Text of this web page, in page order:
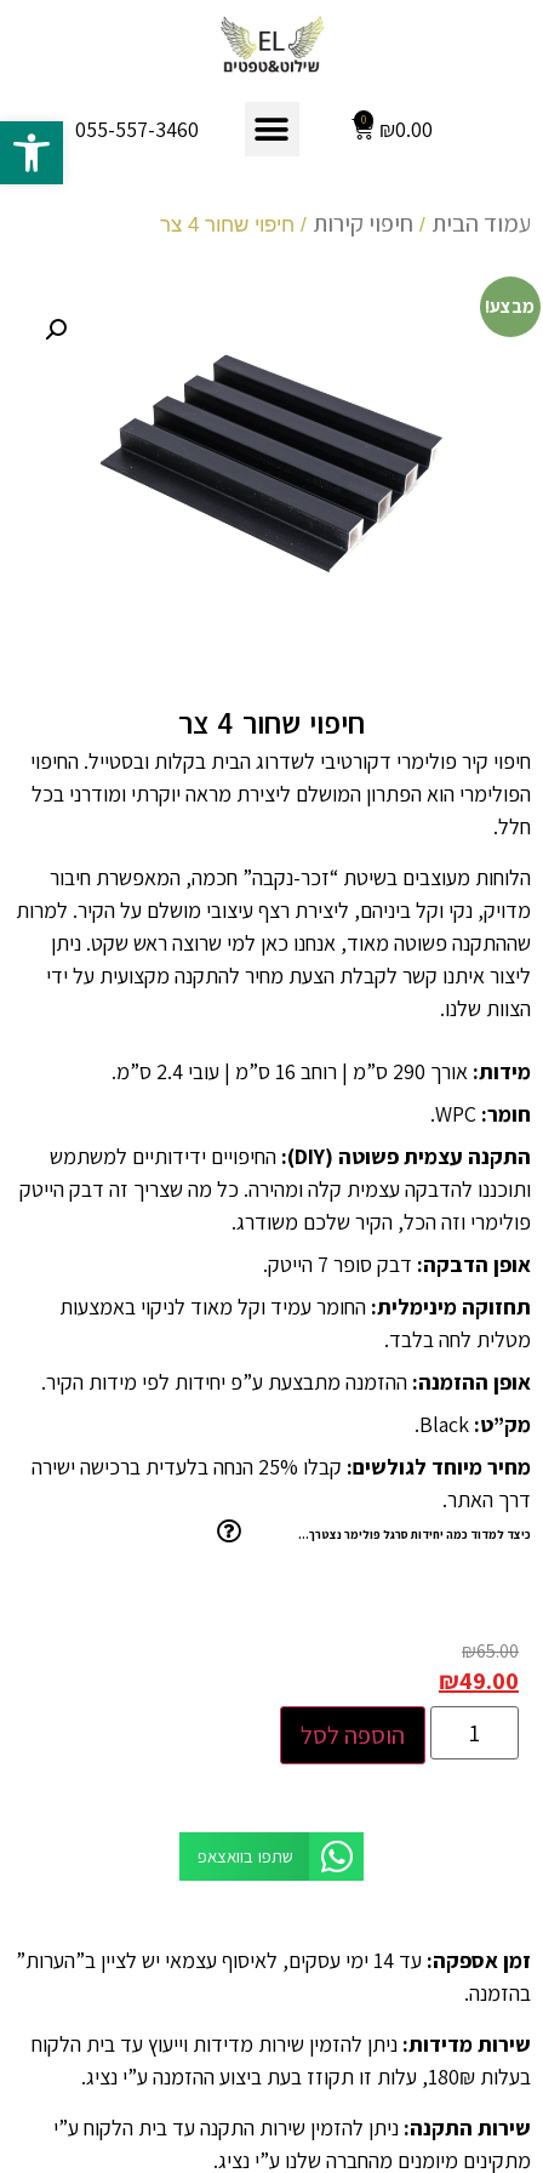
₪0.00
0
055-557-3460
עמוד הבית / חיפוי קירות / חיפוי שחור 4 צר
מבצע!
חיפוי שחור 4 צר
חיפוי קיר פולימרי דקורטיבי לשדרוג הבית בקלות ובסטייל. החיפוי
הפולימרי הוא הפתרון המושלם ליצירת מראה יוקרתי ומודרני בכל
חלל.
הלוחות מעוצבים בשיטת “זכר-נקבה” חכמה, המאפשרת חיבור
מדויק, נקי וקל ביניהם, ליצירת רצף עיצובי מושלם על הקיר. למרות
שההתקנה פשוטה מאוד, אנחנו כאן למי שרוצה ראש שקט. ניתן
ליצור איתנו קשר לקבלת הצעת מחיר להתקנה מקצועית על ידי
הצוות שלנו.
מידות: אורך 290 ס”מ | רוחב 16 ס”מ | עובי 2.4 ס”מ.
חומר:
התקנה עצמית פשוטה (DIY):
החיפויים ידידותיים למשתמש
ותוכננו להדבקה עצמית קלה ומהירה. כל מה שצריך זה דבק הייטק
פולימרי וזה הכל, הקיר שלכם משודרג.
אופן הדבקה: דבק סופר 7 הייטק.
תחזוקה מינימלית: החומר עמיד וקל מאוד לניקוי באמצעות
מטלית לחה בלבד.
אופן ההזמנה: ההזמנה מתבצעת ע”פ יחידות לפי מידות הקיר.
מק”ט:
מחיר מיוחד לגולשים:
קבלו 25% הנחה בלעדית ברכישה ישירה
דרך האתר.
כיצד למדוד כמה יחידות סרגל פולימר נצטרך…
₪65.00
₪49.00
הוספה לסל
שתפו בוואצאפ
זמן אספקה:
עד 14 ימי עסקים, לאיסוף עצמאי יש לציין ב”הערות”
בהזמנה.
שירות מדידות: ניתן להזמין שירות מדידות וייעוץ עד בית הלקוח
בעלות 180₪, עלות זו תקוזז בעת ביצוע ההזמנה ע”י נציג.
שירות התקנה: ניתן להזמין שירות התקנה עד בית הלקוח ע”י
מתקינים מיומנים מהחברה שלנו ע”י נציג.